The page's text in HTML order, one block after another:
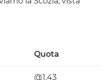
Quota
@1.43